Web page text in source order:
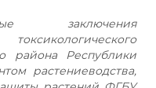
заключения
района Республики
растениеводства,